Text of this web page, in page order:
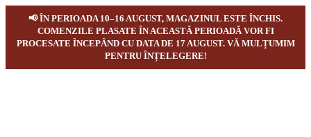
📢 ÎN PERIOADA 10–16 AUGUST, MAGAZINUL ESTE ÎNCHIS.
COMENZILE PLASATE ÎN ACEASTĂ PERIOADĂ VOR FI
PROCESATE ÎNCEPÂND CU DATA DE 17 AUGUST. VĂ MULȚUMIM
PENTRU ÎNȚELEGERE!